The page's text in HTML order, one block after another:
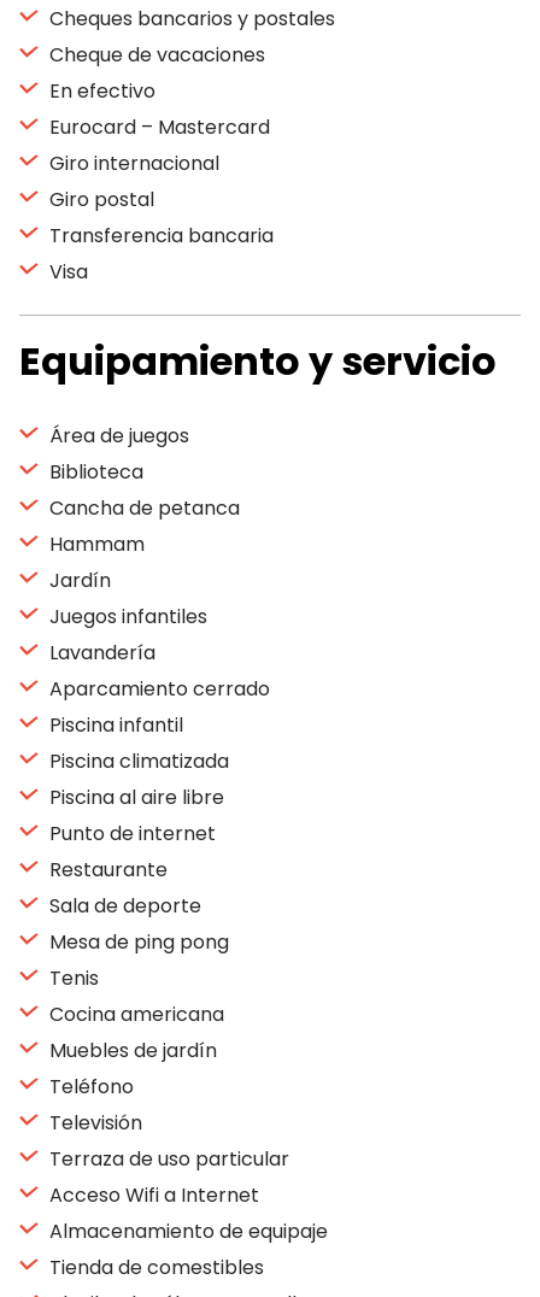
Cheques bancarios y postales
Cheque de vacaciones
En efectivo
Eurocard – Mastercard
Giro internacional
Giro postal
Transferencia bancaria
Visa
Equipamiento y servicio
Área de juegos
Biblioteca
Cancha de petanca
Hammam
Jardín
Juegos infantiles
Lavandería
Aparcamiento cerrado
Piscina infantil
Piscina climatizada
Piscina al aire libre
Punto de internet
Restaurante
Sala de deporte
Mesa de ping pong
Tenis
Cocina americana
Muebles de jardín
Teléfono
Televisión
Terraza de uso particular
Acceso Wifi a Internet
Almacenamiento de equipaje
Tienda de comestibles